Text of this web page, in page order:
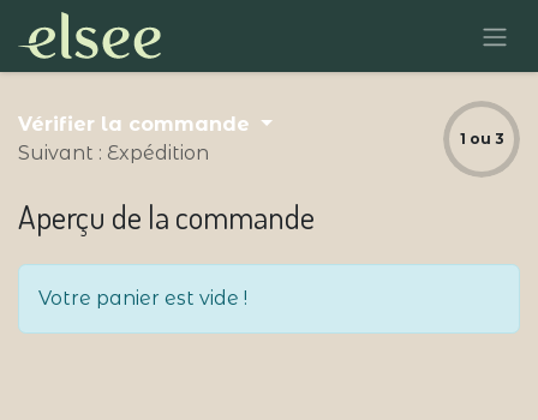
Vérifier la commande
Suivant : Expédition
1 ou 3
Aperçu de la commande
Votre panier est vide !